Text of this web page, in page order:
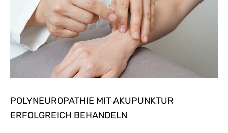
POLYNEUROPATHIE MIT AKUPUNKTUR
ERFOLGREICH BEHANDELN